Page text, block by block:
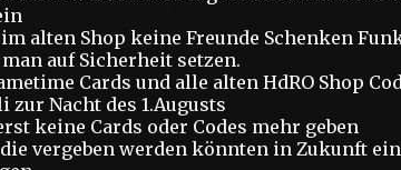
alten Shop keine Freunde Schenken
auf Sicherheit setzen.
Cards und alle alten HdRO Shop
zur Nacht des 1.Augusts
keine Cards oder Codes mehr geben
die vergeben werden könnten in Zukunft